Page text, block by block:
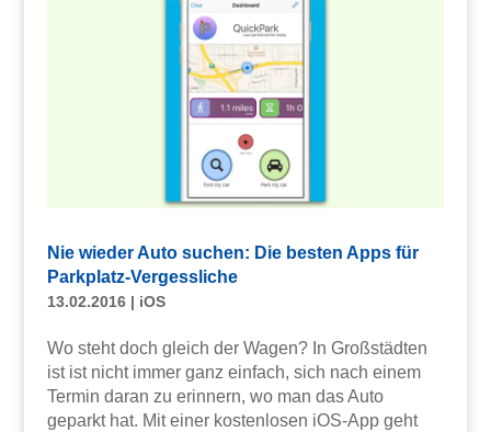
Nie wieder Auto suchen: Die besten Apps für
Parkplatz-Vergessliche
13.02.2016| iOS
Wo steht doch gleich der Wagen? In Großstädten
ist ist nicht immer ganz einfach, sich nach einem
Termin daran zu erinnern, wo man das Auto
geparkt hat. Mit einer kostenlosen iOS-App geht